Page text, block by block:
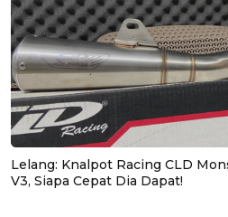
Lelang: Knalpot Racing CLD
V3, Siapa Cepat Dia Dapat!